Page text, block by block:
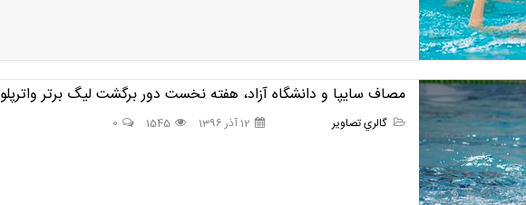
مصاف سايپا و دانشگاه آزاد، هفته نخست دور برگشت ليگ برتر واترپلو
گالري تصاوير 12 آذر 1396 1545
0